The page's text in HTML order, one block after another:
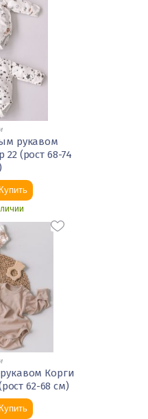
рукавом
22 (рост 68-74
Купить
Корги
62-68 см)
Купить